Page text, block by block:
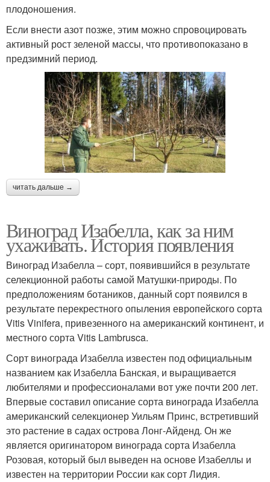
плодоношения.
Если внести азот позже, этим можно спровоцировать
активный рост зеленой массы, что противопоказано в
предзимний период.
читать дальше →
Виноград Изабелла, как за ним
ухаживать. История появления
Виноград Изабелла – сорт, появившийся в результате
селекционной работы самой Матушки-природы. По
предположениям ботаников, данный сорт появился в
результате перекрестного опыления европейского сорта
Vitis Vinifera, привезенного на американский континент, и
местного сорта Vitis Lambrusca.
Сорт винограда Изабелла известен под официальным
названием как Изабелла Банская, и выращивается
любителями и профессионалами вот уже почти 200 лет.
Впервые составил описание сорта винограда Изабелла
американский селекционер Уильям Принс, встретивший
это растение в садах острова Лонг-Айденд. Он же
является оригинатором винограда сорта Изабелла
Розовая, который был выведен на основе Изабеллы и
известен на территории России как сорт Лидия.